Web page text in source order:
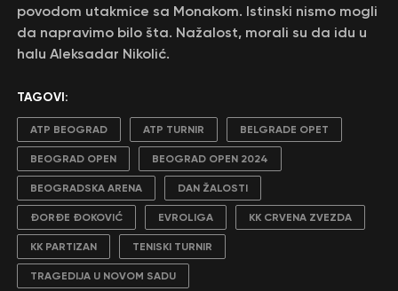
povodom utakmice sa Monakom. Istinski nismo mogli
da napravimo bilo šta. Nažalost, morali su da idu u
halu Aleksadar Nikolić.
TAGOVI:
ATP BEOGRAD ATP TURNIR BELGRADE OPET
BEOGRAD OPEN BEOGRAD OPEN 2024
BEOGRADSKA ARENA DAN ŽALOSTI
ĐORĐE ĐOKOVIĆ EVROLIGA KK CRVENA ZVEZDA
KK PARTIZAN TENISKI TURNIR
TRAGEDIJA U NOVOM SADU